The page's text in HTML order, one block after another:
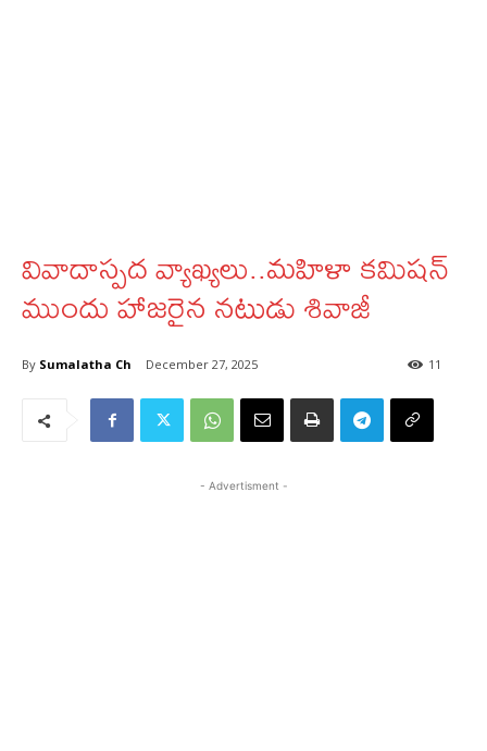
వివాదాస్పద వ్యాఖ్యలు..మహిళా కమిషన్
ముందు హాజరైన నటుడు శివాజీ
By Sumalatha Ch December 27, 2025 11
- Advertisment -